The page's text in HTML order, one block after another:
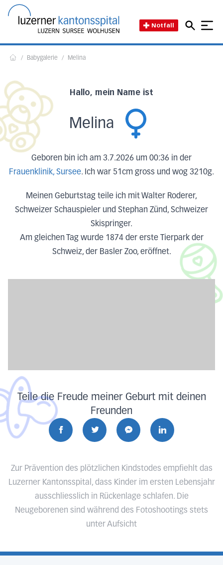
Notfall
/ Babygalerie / Melina
Hallo, mein Name ist
Melina
Geboren bin ich am 3.7.2026 um 00:36 in der
Frauenklinik, Sursee. Ich war 51cm gross und wog 3210g.
Meinen Geburtstag teile ich mit Walter Roderer,
Schweizer Schauspieler und Stephan Zünd, Schweizer
Skispringer.
Am gleichen Tag wurde 1874 der erste Tierpark der
Schweiz, der Basler Zoo, eröffnet.
Teile die Freude meiner Geburt mit deinen
Freunden
Zur Prävention des plötzlichen Kindstodes empfiehlt das
Luzerner Kantonsspital, dass Kinder im ersten Lebensjahr
ausschliesslich in Rückenlage schlafen. Die
Neugeborenen sind während des Fotoshootings stets
unter Aufsicht